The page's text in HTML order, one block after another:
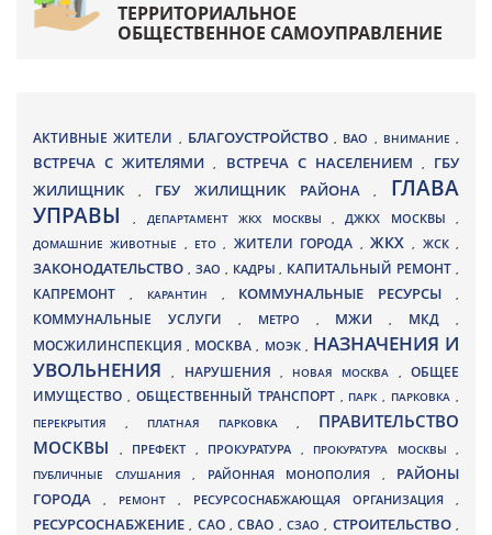
ТЕРРИТОРИАЛЬНОЕ
ОБЩЕСТВЕННОЕ САМОУПРАВЛЕНИЕ
АКТИВНЫЕ ЖИТЕЛИ , БЛАГОУСТРОЙСТВО , ВАО , ВНИМАНИЕ ,
ВСТРЕЧА С ЖИТЕЛЯМИ, ВСТРЕЧА С НАСЕЛЕНИЕМ , ГБУ
ЖИЛИЩНИК
, ГБУ ЖИЛИЩНИК РАЙОНА, ГЛАВА
УПРАВЫ, ДЕПАРТАМЕНТ ЖКХ МОСКВЫ ,ДЖКХ МОСКВЫ ,
ДОМАШНИЕ ЖИВОТНЫЕ , ЕТО, ЖИТЕЛИ ГОРОДА , ЖКХ, ЖСК,
ЗАКОНОДАТЕЛЬСТВО , ЗАО , КАДРЫ, КАПИТАЛЬНЫЙ РЕМОНТ ,
КАПРЕМОНТ , КАРАНТИН , КОММУНАЛЬНЫЕ РЕСУРСЫ,
КОММУНАЛЬНЫЕ УСЛУГИ , МЕТРО , МЖИ, МКД ,
МОСЖИЛИНСПЕКЦИЯ, МОСКВА , МОЭК , НАЗНАЧЕНИЯ И
УВОЛЬНЕНИЯ, НАРУШЕНИЯ , НОВАЯ МОСКВА ,ОБЩЕЕ
ИМУЩЕСТВО , ОБЩЕСТВЕННЫЙ ТРАНСПОРТ , ПАРК, ПАРКОВКА ,
ПЕРЕКРЫТИЯ , ПЛАТНАЯ ПАРКОВКА , ПРАВИТЕЛЬСТВО
МОСКВЫ
, ПРЕФЕКТ , ПРОКУРАТУРА , ПРОКУРАТУРА МОСКВЫ ,
ПУБЛИЧНЫЕ СЛУШАНИЯ , РАЙОННАЯ МОНОПОЛИЯ , РАЙОНЫ
ГОРОДА
, РЕМОНТ , РЕСУРСОСНАБЖАЮЩАЯ ОРГАНИЗАЦИЯ ,
РЕСУРСОСНАБЖЕНИЕ, САО,СВАО ,СЗАО, СТРОИТЕЛЬСТВО,